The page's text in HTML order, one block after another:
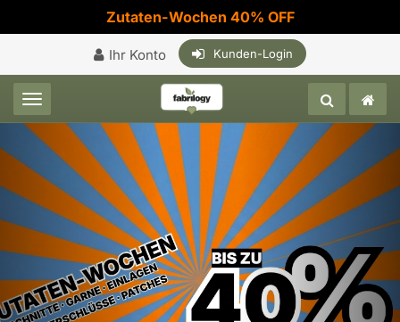
Zutaten-Wochen 40% OFF
Ihr Konto Kunden-Login
Toggle navigation